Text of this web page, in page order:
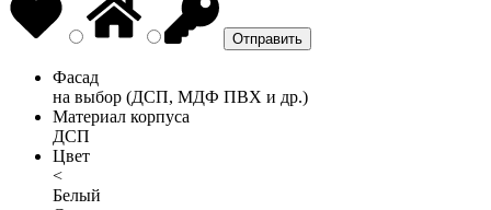
Фасад
на выбор (ДСП, МДФ ПВХ и др.)
Материал корпуса
ДСП
Цвет
<
Белый